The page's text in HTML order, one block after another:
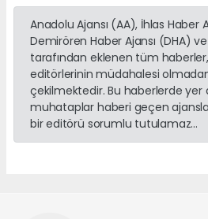
Anadolu Ajansı (AA), İhlas Haber
Demirören Haber Ajansı (DHA)
tarafından eklenen tüm
editörlerinin müdahalesi
çekilmektedir. Bu haberlerde yer
muhataplar haberi geçen
bir editörü sorumlu tutulamaz...